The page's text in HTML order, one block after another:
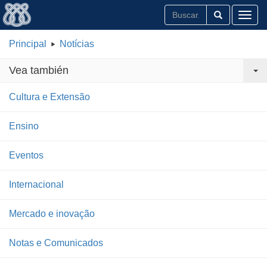
Principal Notícias
Vea también
Cultura e Extensão
Ensino
Eventos
Internacional
Mercado e inovação
Notas e Comunicados